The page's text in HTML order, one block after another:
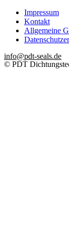
Impressum
Kontakt
Allgemeine
info@pdt-seals.de
© PDT